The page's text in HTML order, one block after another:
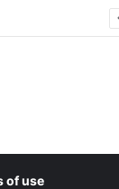
of use